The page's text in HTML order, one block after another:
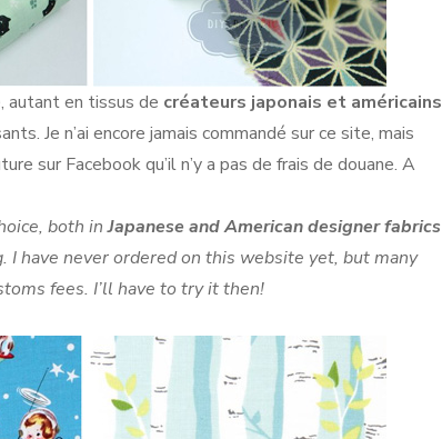
autant en tissus de créateurs japonais et américains
Je n’ai encore jamais commandé sur ce site, mais
sur Facebook qu’il n’y a pas de frais de douane. A
both inJapanese and American designer fabrics
have never ordered on this website yet, but many
fees. I’ll have to try it then!